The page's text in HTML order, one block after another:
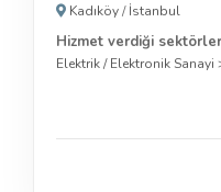
Kadıköy/İstanbul
Hizmet verdiği
Elektrik / Elektronik Sanayi